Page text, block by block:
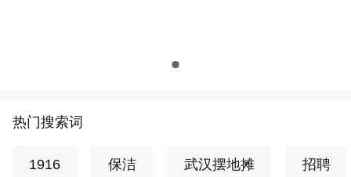
热门搜索词
1916 保洁 武汉摆地摊 招聘